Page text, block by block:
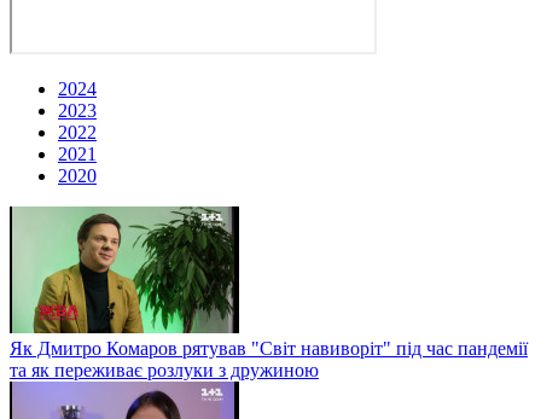
2024
2023
2022
2021
2020
Як Дмитро Комаров рятував "Світ навиворіт" під час пандемії
та як переживає розлуки з дружиною